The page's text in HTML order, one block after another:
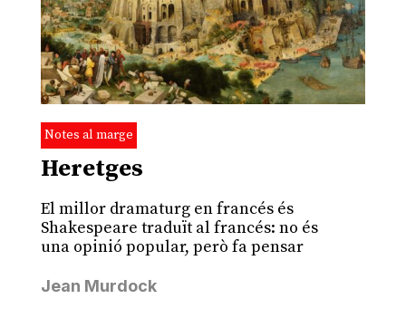
Notes al marge
Heretges
El millor dramaturg en francés és
Shakespeare traduït al francés: no és
una opinió popular, però fa pensar
Jean Murdock